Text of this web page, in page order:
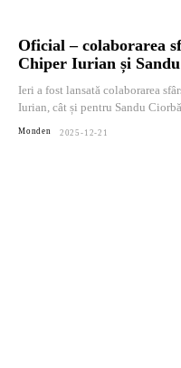
Oficial – colaborarea
Chiper Iurian și
Ieri a fost lansată colaborarea
Iurian, cât și pentru Sandu
Monden 2025-12-21